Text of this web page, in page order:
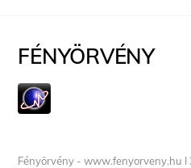
FÉNYÖRVÉNY
Fényörvény - www.fenyorveny.hu